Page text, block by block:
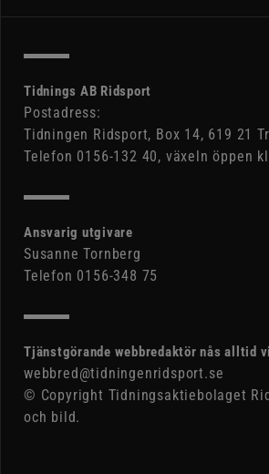
Tidnings AB Ridsport
Postadress:
Tidningen Ridsport, Box 14, 619 21
Telefon 0156-132 40, växeln öppen
Ansvarig utgivare
Susanne Tornberg
Telefon 0156-348 75
Tjänstgörande webbredaktör nås alltid
webbred@tidningenridsport.se
© Copyright Tidningsaktiebolaget
och bild.